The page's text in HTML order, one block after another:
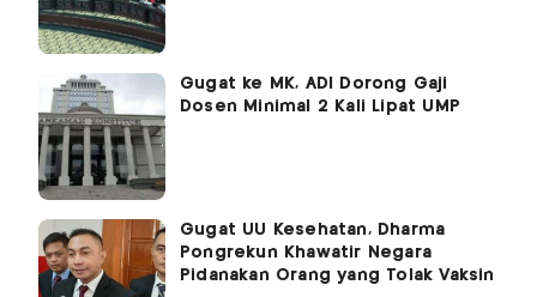
Gugat ke MK, ADI Dorong Gaji
Dosen Minimal 2 Kali Lipat UMP
Gugat UU Kesehatan, Dharma
Pongrekun Khawatir Negara
Pidanakan Orang yang Tolak Vaksin